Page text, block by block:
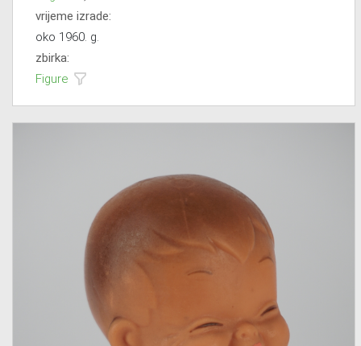
vrijeme izrade:
oko 1960. g.
zbirka:
Figure